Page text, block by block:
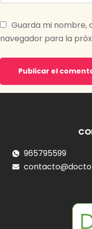
Guarda mi nombre,
navegador para la
965795599